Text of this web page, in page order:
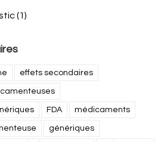
(1)
effets secondaires
FDA médicaments
génériques